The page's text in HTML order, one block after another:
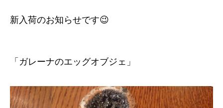
新入荷のお知らせです😉
「ガレーナのエッグオブジェ」